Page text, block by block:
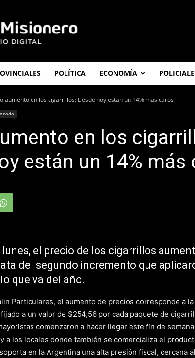
Misionero
POLÍTICA ECONOMÍA
aumento en los cigarrillos: Desde hoy están un 14% más caros
en los
están un 14% más
el precio de los cigarrillos
del segundo incremento que
que va del año.
Particulares, el aumento de precios corresponde a
a un valor de $254,56 por cada paquete de
comenzaron a hacer llegar este fin de
a los locales donde también se comercializa el
en la Argentina una alta presión fiscal, cercana